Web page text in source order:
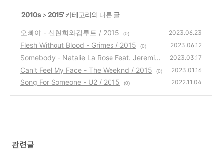
'2010s>2015' 카테고리의 다른 글
오빠야 - 신현희와김루트 / 2015 (0) 2023.06.23
Flesh Without Blood - Grimes / 2015 (0) 2023.06.12
Somebody - Natalie La Rose Feat. Jeremih
/ 2015
(0)
2023.03.17
Can't Feel My Face - The Weeknd / 2015 (0) 2023.01.16
Song For Someone - U2 / 2015 (0) 2022.11.04
관련글